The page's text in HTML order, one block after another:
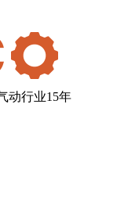
动行业15年